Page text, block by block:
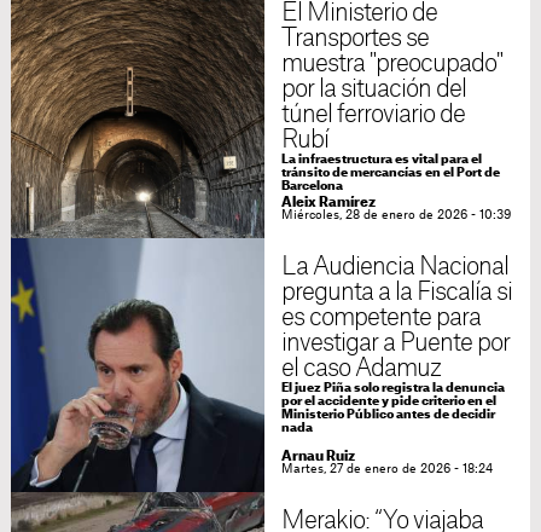
El Ministerio de
Transportes se
muestra "preocupado"
por la situación del
túnel ferroviario de
Rubí
La infraestructura es vital para el
tránsito de mercancías en el Port de
Barcelona
Aleix Ramírez
Miércoles, 28 de enero de 2026 - 10:39
La Audiencia Nacional
pregunta a la Fiscalía si
es competente para
investigar a Puente por
el caso Adamuz
El juez Piña solo registra la denuncia
por el accidente y pide criterio en el
Ministerio Público antes de decidir
nada
Arnau Ruiz
Martes, 27 de enero de 2026 - 18:24
Merakio: “Yo viajaba